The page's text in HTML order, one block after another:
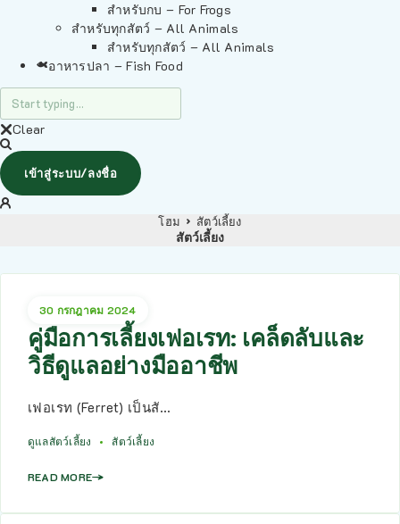
สำหรับกบ – For Frogs
สำหรับทุกสัตว์ – All Animals
สำหรับทุกสัตว์ – All Animals
อาหารปลา – Fish Food
Clear
เข้าสู่ระบบ/ลงชื่อ
โฮม สัตว์เลี้ยง
สัตว์เลี้ยง
30 กรกฎาคม 2024
คู่มือการเลี้ยงเฟอเรท: เคล็ดลับและ
วิธีดูแลอย่างมืออาชีพ
เฟอเรท (Ferret) เป็นสั…
ดูแลสัตว์เลี้ยง สัตว์เลี้ยง
READ MORE